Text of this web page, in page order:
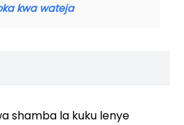
kwa wateja
shamba la kuku lenye